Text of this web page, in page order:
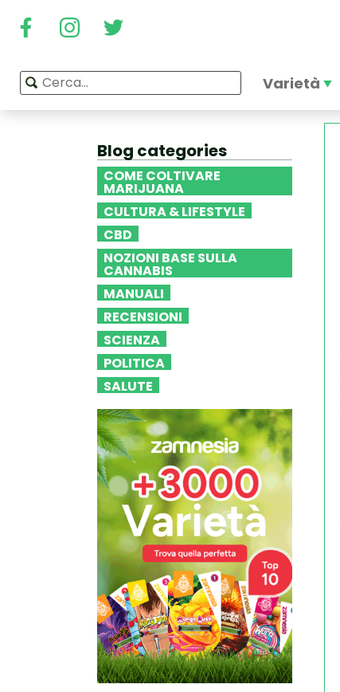
Varietà
Blog categories
COME COLTIVARE
MARIJUANA
CULTURA & LIFESTYLE
CBD
NOZIONI BASE SULLA
CANNABIS
MANUALI
RECENSIONI
SCIENZA
POLITICA
SALUTE